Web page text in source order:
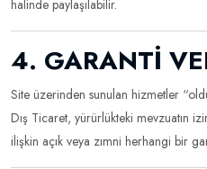
halinde paylaşılabilir.
4. GARANTİ
Site üzerinden sunulan hizmetler
Dış Ticaret, yürürlükteki mevzuatın
ilişkin açık veya zımni herhangi bir